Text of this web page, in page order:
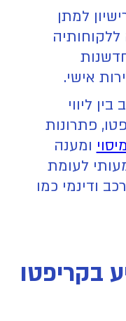
למתן
ללקוחותיה
אישי.
ליווי
פתרונות
מיסוי ומענה
לעומת
ודינמי כמו
בקריפטו